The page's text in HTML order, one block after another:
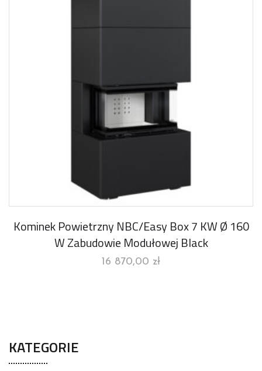
Kominek Powietrzny NBC/Easy Box 7 KW Ø 160
W Zabudowie Modułowej Black
16 870,00 zł
KATEGORIE